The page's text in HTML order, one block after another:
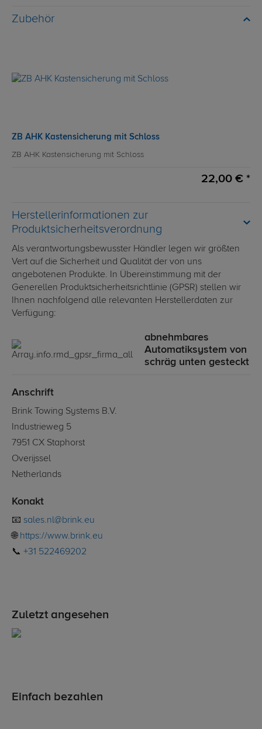
Zubehör
ZB AHK Kastensicherung mit Schloss
ZB AHK Kastensicherung mit Schloss
22,00 € *
Herstellerinformationen zur
Produktsicherheitsverordnung
Als verantwortungsbewusster Händler legen wir größten
Vert auf die Sicherheit und Qualität der von uns
angebotenen Produkte. In Übereinstimmung mit der
Generellen Produktsicherheitsrichtlinie (GPSR) stellen wir
Ihnen nachfolgend alle relevanten Herstellerdaten zur
Verfügung:
abnehmbares
Automatiksystem von
schräg unten gesteckt
Anschrift
Brink Towing Systems B.V.
Industrieweg 5
7951 CX Staphorst
Overijssel
Netherlands
Konakt
📧 sales.nl@brink.eu
🌐 https://www.brink.eu
📞 +31 522469202
Zuletzt angesehen
Einfach bezahlen